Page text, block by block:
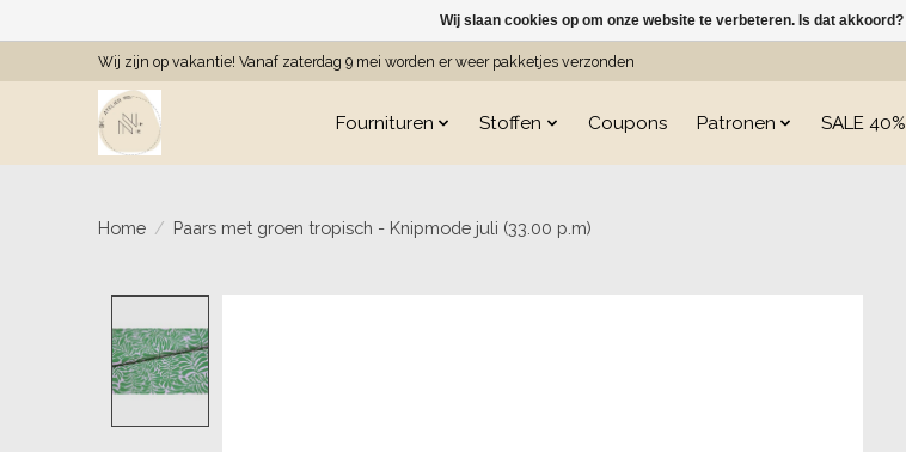
Wij zijn op vakantie! Vanaf zaterdag 9 mei worden er weer pakketjes verzonden
Fournituren Stoffen Coupons Patronen SALE 40%
Home / Paars met groen tropisch - Knipmode juli (33.00 p.m)
Wij slaan cookies op om onze website te verbeteren. Is dat akkoord?